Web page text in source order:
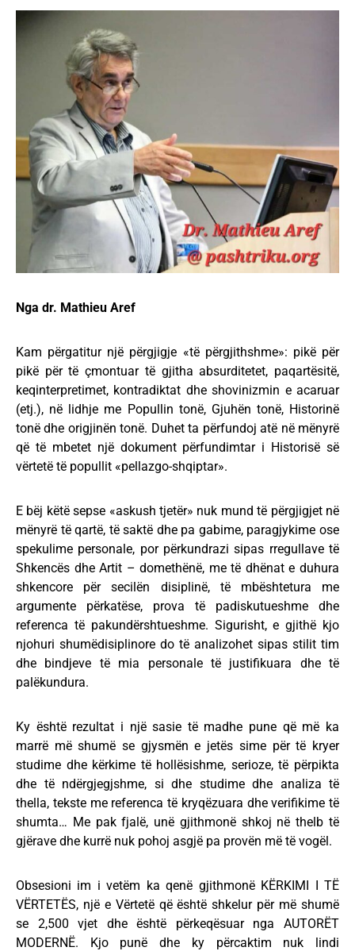
Nga dr. Mathieu Aref
Kam përgatitur një përgjigje «të përgjithshme»: pikë për
pikë për të çmontuar të gjitha absurditetet, paqartësitë,
keqinterpretimet, kontradiktat dhe shovinizmin e acaruar
(etj.), në lidhje me Popullin tonë, Gjuhën tonë, Historinë
tonë dhe origjinën tonë. Duhet ta përfundoj atë në mënyrë
që të mbetet një dokument përfundimtar i Historisë së
vërtetë të popullit «pellazgo-shqiptar».
E bëj këtë sepse «askush tjetër» nuk mund të përgjigjet në
mënyrë të qartë, të saktë dhe pa gabime, paragjykime ose
spekulime personale, por përkundrazi sipas rregullave të
Shkencës dhe Artit – domethënë, me të dhënat e duhura
shkencore për secilën disiplinë, të mbështetura me
argumente përkatëse, prova të padiskutueshme dhe
referenca të pakundërshtueshme. Sigurisht, e gjithë kjo
njohuri shumëdisiplinore do të analizohet sipas stilit tim
dhe bindjeve të mia personale të justifikuara dhe të
palëkundura.
Ky është rezultat i një sasie të madhe pune që më ka
marrë më shumë se gjysmën e jetës sime për të kryer
studime dhe kërkime të hollësishme, serioze, të përpikta
dhe të ndërgjegjshme, si dhe studime dhe analiza të
thella, tekste me referenca të kryqëzuara dhe verifikime të
shumta… Me pak fjalë, unë gjithmonë shkoj në thelb të
gjërave dhe kurrë nuk pohoj asgjë pa provën më të vogël.
Obsesioni im i vetëm ka qenë gjithmonë KËRKIMI I TË
VËRTETËS, një e Vërtetë që është shkelur për më shumë
se 2,500 vjet dhe është përkeqësuar nga AUTORËT
MODERNË. Kjo punë dhe ky përcaktim nuk lindi